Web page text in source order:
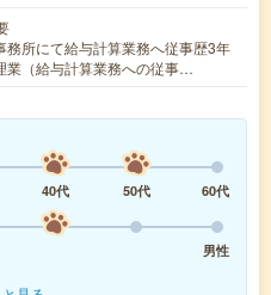
務所にて給与計算業務へ従事歴3年
業（給与計算業務への従事…
40代 50代
60代
男性